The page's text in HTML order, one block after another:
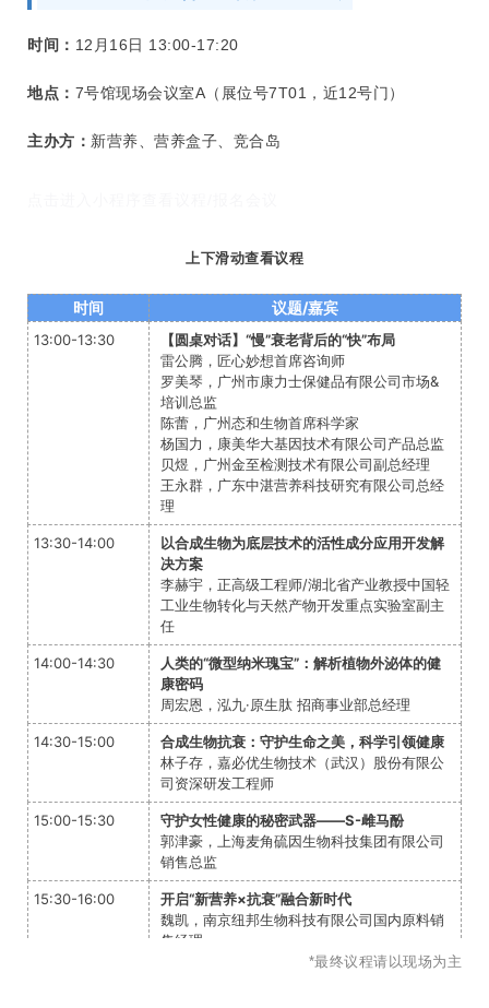
时间： 12月16日 13:00-17:20
地点： 7号馆现场会议室A（展位号7T01，近12号门）
主办方： 新营养、营养盒子、竞合岛
上下滑动查看议程
时间 议题/嘉宾
13:00-13:30
【圆桌对话】“慢”衰老背后的“快”布局
雷公腾，匠心妙想首席咨询师
罗美琴，广州市康力士保健品有限公司市场&
培训总监
陈蕾，广州态和生物首席科学家
杨国力，康美华大基因技术有限公司产品总监
贝煜，广州金至检测技术有限公司副总经理
王永群，广东中湛营养科技研究有限公司总经
理
13:30-14:00
以合成生物为底层技术的活性成分应用开发解
决方案
李赫宇，正高级工程师/湖北省产业教授中国轻
工业生物转化与天然产物开发重点实验室副主
任
14:00-14:30
人类的“微型纳米瑰宝”：解析植物外泌体的健
康密码
周宏恩，泓九·原生肽 招商事业部总经理
14:30-15:00
合成生物抗衰：守护生命之美，科学引领健康
林子存，嘉必优生物技术（武汉）股份有限公
司资深研发工程师
15:00-15:30
守护女性健康的秘密武器——S-雌马酚
郭津豪，上海麦角硫因生物科技集团有限公司
销售总监
15:30-16:00
开启“新营养×抗衰”融合新时代
魏凯，南京纽邦生物科技有限公司国内原料销
售经理
*最终议程请以现场为主